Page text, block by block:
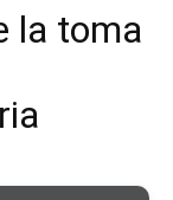
la toma